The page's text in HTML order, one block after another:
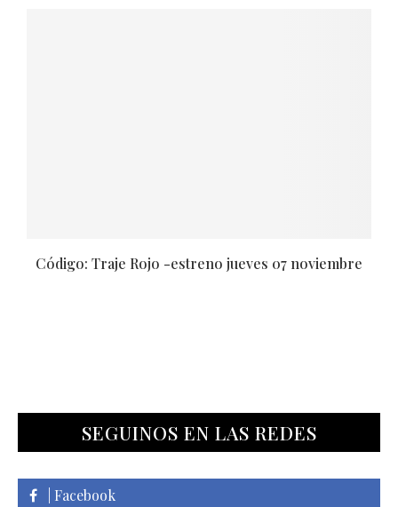
Código: Traje Rojo -estreno jueves 07 noviembre
SEGUINOS EN LAS REDES
| Facebook